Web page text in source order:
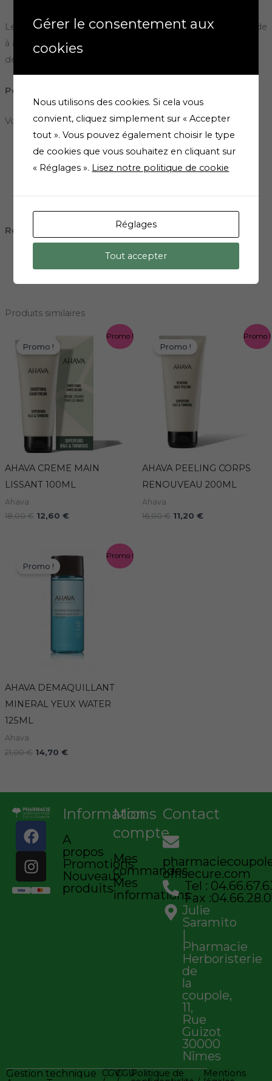
Le Guarana favorise la combustion des graisses et vous aide
à atteindre votre objectif minceur. Il possède également
des propriétés tonifiantes.
Posologie
Voie orale. Réservé à l’adulte.
Prendre2 gélulesen une seule prise le matin au
moment du repas avec un grand verre d’eau.
Recommandations d’usage
Déconseillé aux femmes enceintes ou allaitantes.
Produits similaires
Promo !
Promo !
AHAVA CREME MAIN
LISSANT 100ML
Ahava
18,00€
initial
18,00 €.
12,60 €
est :
Promo !
Promo !
AHAVA PEELING CORPS
RENOUVEAU 200ML
Ahava
16,00€
prix
initial
était :
11,20 €
Promo !
Promo !
AHAVA DEMAQUILLANT
MINERAL YEUX WATER
125ML
Ahava
21,00€
prix
initial
était :
14,70 €
prix
est :
F
a
c
e
b
I
n
s
t
a
Informations
A
propos
Promotions
Nouveaux
produits
Mon
compte
Mes
commandes
Mes
informations
Contact
offisecure.com
Tel :
Fax
Julie
Saramito
|
Pharmacie
Herboristerie
de
la
coupole,
11,
Rue
Guizot
30000
Nîmes
Gestion technique
Mentions
Politique de
CGU
CGV
Gérer le consentement aux
cookies
Nous utilisons des cookies. Si cela vous
convient, cliquez simplement sur « Accepter
tout ». Vous pouvez également choisir le type
de cookies que vous souhaitez en cliquant sur
« Réglages ». Lisez notre politique de cookie
Réglages
Tout accepter